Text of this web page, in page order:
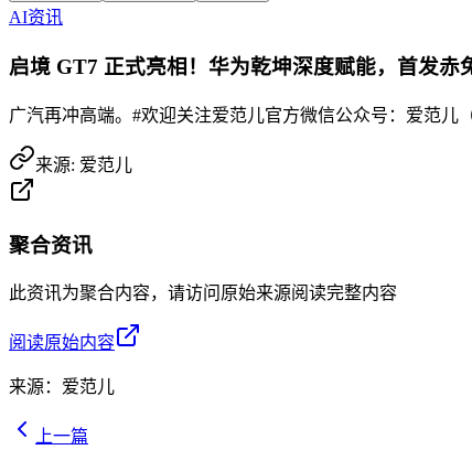
AI资讯
启境 GT7 正式亮相！华为乾坤深度赋能，首发赤
广汽再冲高端。#欢迎关注爱范儿官方微信公众号：爱范儿
来源: 爱范儿
聚合资讯
此资讯为聚合内容，请访问原始来源阅读完整内容
阅读原始内容
来源： 爱范儿
上一篇